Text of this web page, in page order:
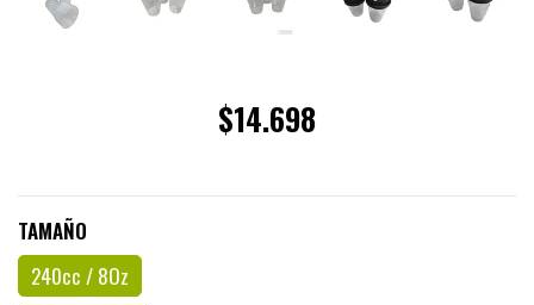
$14.698
TAMAÑO
240cc / 8Oz